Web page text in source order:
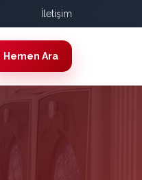
İletişim
Hemen Ara